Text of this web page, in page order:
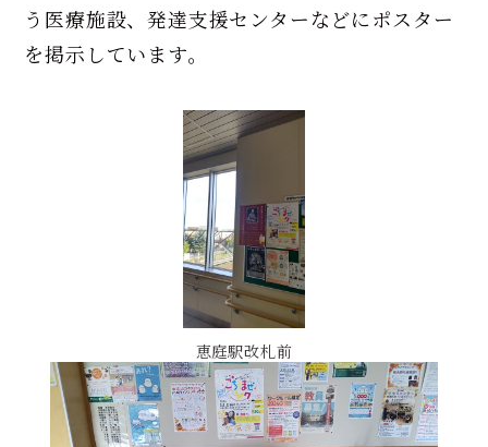
う医療施設、発達支援センターなどにポスター
を掲示しています。
恵庭駅改札前